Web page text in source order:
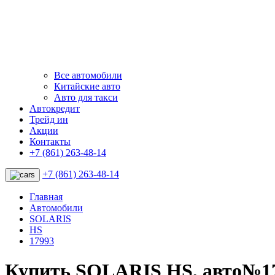
Все автомобили
Китайские авто
Авто для такси
Автокредит
Трейд ин
Акции
Контакты
+7 (861) 263-48-14
+7 (861) 263-48-14
Главная
Автомобили
SOLARIS
HS
17993